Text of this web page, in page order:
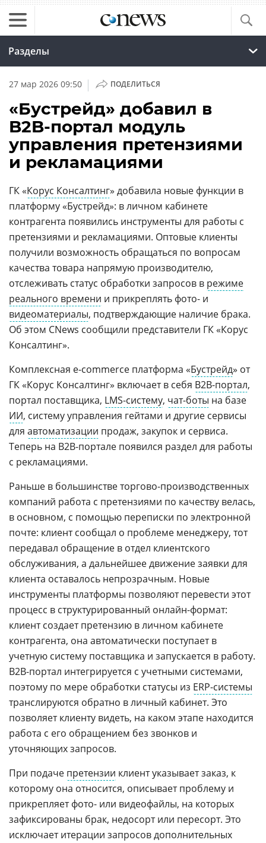
Разделы
27 мар 2026 09:50 | ПОДЕЛИТЬСЯ
«Бустрейд» добавил в
B2B-портал модуль
управления претензиями
и рекламациями
ГК «Корус Консалтинг» добавила новые функции в
платформу «Бустрейд»: в личном кабинете
контрагента появились инструменты для работы с
претензиями и рекламациями. Оптовые клиенты
получили возможность обращаться по вопросам
качества товара напрямую производителю,
отслеживать статус обработки запросов в режиме
реального времени и прикреплять фото- и
видеоматериалы, подтверждающие наличие брака.
Об этом CNews сообщили представители ГК «Корус
Консалтинг».
Комплексная e-commerce платформа «Бустрейд» от
ГК «Корус Консалтинг» включает в себя B2B-портал,
портал поставщика, LMS-систему, чат-боты на базе
ИИ, систему управления гейтами и другие сервисы
для автоматизации продаж, закупок и сервиса.
Теперь на B2B-портале появился раздел для работы
с рекламациями.
Раньше в большинстве торгово-производственных
компаний работа с претензиями по качеству велась,
в основном, с помощью переписки по электронной
почте: клиент сообщал о проблеме менеджеру, тот
передавал обращение в отдел клиентского
обслуживания, а дальнейшее движение заявки для
клиента оставалось непрозрачным. Новые
инструменты платформы позволяют перевести этот
процесс в структурированный онлайн-формат:
клиент создает претензию в личном кабинете
контрагента, она автоматически поступает в
учетную систему поставщика и запускается в работу.
B2B-портал интегрируется с учетными системами,
поэтому по мере обработки статусы из ERP-системы
транслируются обратно в личный кабинет. Это
позволяет клиенту видеть, на каком этапе находится
работа с его обращением без звонков и
уточняющих запросов.
При подаче претензии клиент указывает заказ, к
которому она относится, описывает проблему и
прикрепляет фото- или видеофайлы, на которых
зафиксированы брак, недосорт или пересорт. Это
исключает итерации запросов дополнительных